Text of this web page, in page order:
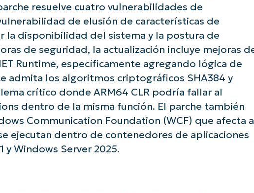
resuelve cuatro vulnerabilidades de
de elusión de características de
la disponibilidad del sistema y la postura de
de seguridad, la actualización incluye mejoras
Runtime, específicamente agregando lógica de
admita los algoritmos criptográficos SHA384 y
crítico donde ARM64 CLR podría fallar al
dentro de la misma función. El parche también
Communication Foundation (WCF) que afecta a
ejecutan dentro de contenedores de aplicaciones
y Windows Server 2025.
con los análisis de KB basados en IA de
First
and
last
name*
Business
email*